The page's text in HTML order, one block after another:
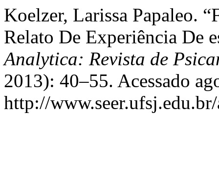
Koelzer, Larissa Papaleo.
Relato De Experiência De
Analytica: Revista de
2013): 40–55. Acessado
http://